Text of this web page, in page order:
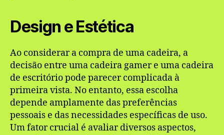
Design e Estética
Ao considerar a compra de uma cadeira, a
decisão entre uma cadeira gamer e uma cadeira
de escritório pode parecer complicada à
primeira vista. No entanto, essa escolha
depende amplamente das preferências
pessoais e das necessidades específicas de uso.
Um fator crucial é avaliar diversos aspectos,